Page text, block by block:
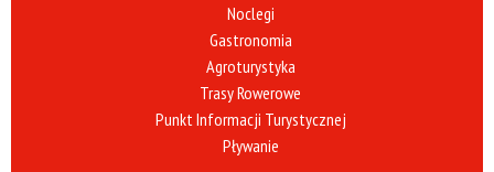
Noclegi
Gastronomia
Agroturystyka
Trasy Rowerowe
Punkt Informacji Turystycznej
Pływanie